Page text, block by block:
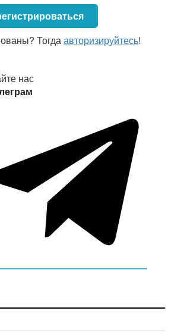
Тогдаавторизируйтесь!
нас